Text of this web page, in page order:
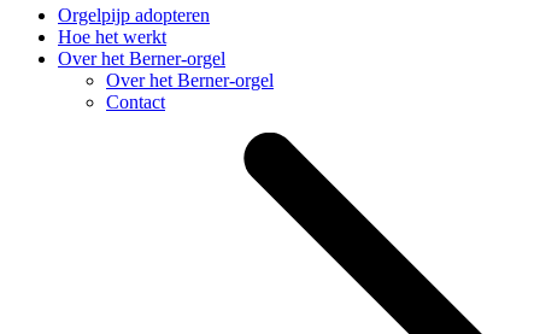
Orgelpijp adopteren
Hoe het werkt
Over het Berner-orgel
Over het Berner-orgel
Contact